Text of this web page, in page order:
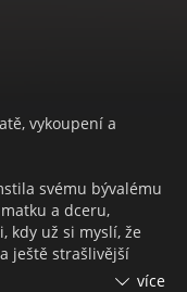
vykoupení a
svému bývalému
a dceru,
kdy už si myslí, že
ještě strašlivější
uprchnout z
více